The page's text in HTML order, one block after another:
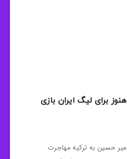
برای لیگ ایران بازی
حسین به ترکیه مهاجرت